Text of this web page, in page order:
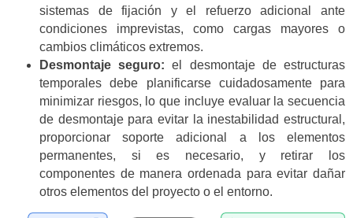
sistemas de fijación y el refuerzo adicional ante
condiciones imprevistas, como cargas mayores o
cambios climáticos extremos.
Desmontaje seguro:el desmontaje de estructuras
temporales debe planificarse cuidadosamente para
minimizar riesgos, lo que incluye evaluar la secuencia
de desmontaje para evitar la inestabilidad estructural,
proporcionar soporte adicional a los elementos
permanentes, si es necesario, y retirar los
componentes de manera ordenada para evitar dañar
otros elementos del proyecto o el entorno.